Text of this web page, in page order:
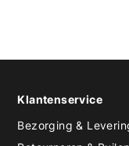
Klantenservice
Bezorging &